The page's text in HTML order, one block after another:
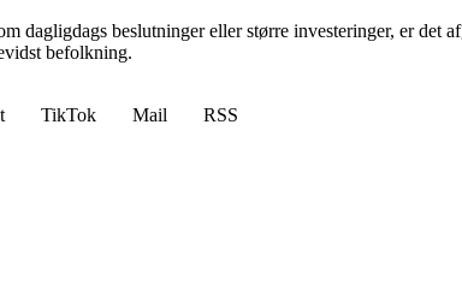
dagligdags beslutninger eller større investeringer, er det
befolkning.
TikTok Mail
RSS